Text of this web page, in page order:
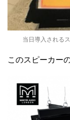
当日導入される
このスピーカー